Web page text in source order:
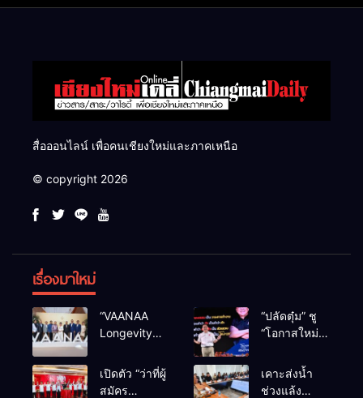
สื่อออนไลน์ เพื่อคนเชียงใหม่และภาคเหนือ
© copyright 2026
เรื่องมาใหม่
“VAANAA
Longevity
ศูนย์สุขภาพ
ไฮเอนต์ใหญ่
“ปลัดตุ๋ม” ชู
“โอกาสใหม่”
สู่ทางออก
ประเทศ ไม่ใช่
เปิดตัว “ว่าที่ผู้
สมัคร
เคาะส่งน้ำ
ช่วงแล้ง